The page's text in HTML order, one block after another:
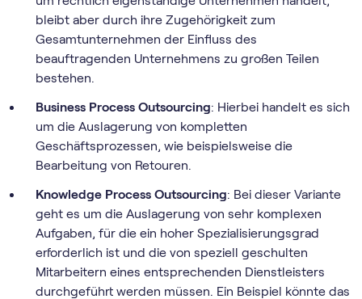
bleibt aber durch ihre Zugehörigkeit zum
Gesamtunternehmen der Einfluss des
beauftragenden Unternehmens zu großen Teilen
bestehen.
Business Process Outsourcing: Hierbei handelt es sich
um die Auslagerung von kompletten
Geschäftsprozessen, wie beispielsweise die
Bearbeitung von Retouren.
Knowledge Process Outsourcing: Bei dieser Variante
geht es um die Auslagerung von sehr komplexen
Aufgaben, für die ein hoher Spezialisierungsgrad
erforderlich ist und die von speziell geschulten
Mitarbeitern eines entsprechenden Dienstleisters
durchgeführt werden müssen. Ein Beispiel könnte das